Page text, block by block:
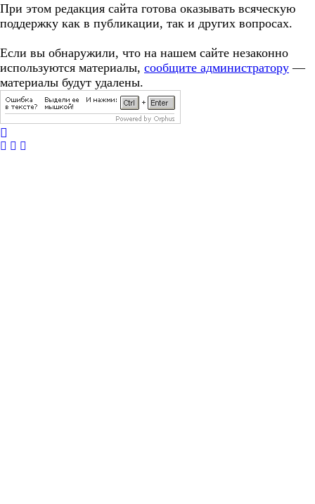
При этом редакция сайта готова оказывать всяческую
поддержку как в публикации, так и других вопросах.
Если вы обнаружили, что на нашем сайте незаконно
используются материалы, сообщите администратору —
материалы будут удалены.